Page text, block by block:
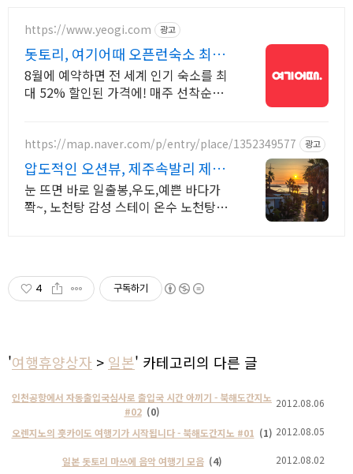
https://www.yeogi.com 광고
돗토리, 여기어때 오픈런숙소 최대
81% 할인
8월에 예약하면 전 세계 인기 숙소를 최
대 52% 할인된 가격에! 매주 선착순
https://map.naver.com/p/entry/place/1352349577 광고
압도적인 오션뷰, 제주속발리 제주
속 발리, 오션뷰끝판왕
눈 뜨면 바로 일출봉,우도,예쁜 바다가
쫙~, 노천탕 감성 스테이 온수 노천탕에
4 구독하기
'여행휴양상자 > 일본' 카테고리의 다른 글
인천공항에서 자동출입국심사로 출입국 시간 아끼기 - 북해도간지노
#02 (0)
2012.08.06
오렌지노의 훗카이도 여행기가 시작됩니다 - 북해도간지노 #01 (1) 2012.08.05
일본 돗토리 마쓰에 음악 여행기 모음 (4)
2012.08.02